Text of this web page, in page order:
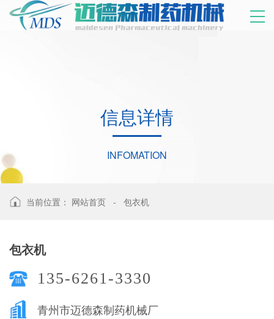
信息详情
INFOMATION
当前位置： 网站首页 - 包衣机
包衣机
135-6261-3330
青州市迈德森制药机械厂